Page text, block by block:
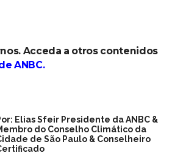
Acceda a otros contenidos
ANBC.
Elias Sfeir Presidente da ANBC &
do Conselho Climático da
de São Paulo & Conselheiro